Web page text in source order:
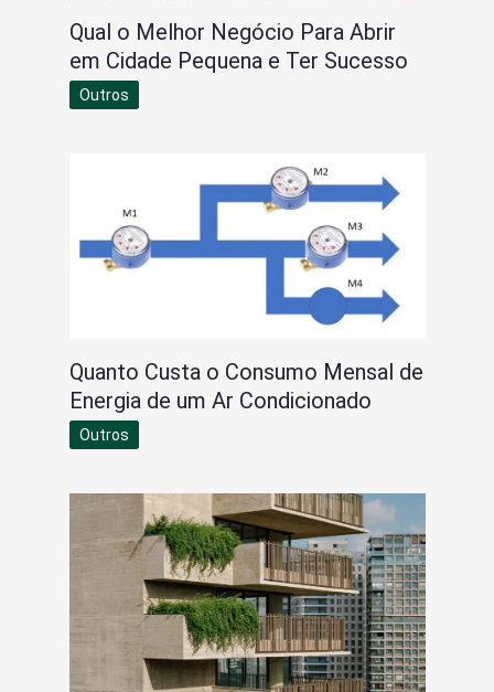
Qual o Melhor Negócio Para Abrir
em Cidade Pequena e Ter Sucesso
Outros
Quanto Custa o Consumo Mensal de
Energia de um Ar Condicionado
Outros